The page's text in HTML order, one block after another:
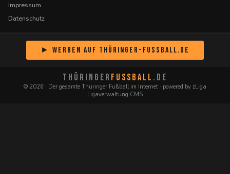
Impressum
Datenschutz
► Werben auf Thüringer-Fussball.de
THÜRINGER FUSSBALL .DE
© 2026 · Der gesamte Thüringer Fußball im Internet · powered by zLiga
Ligaverwaltung CMS